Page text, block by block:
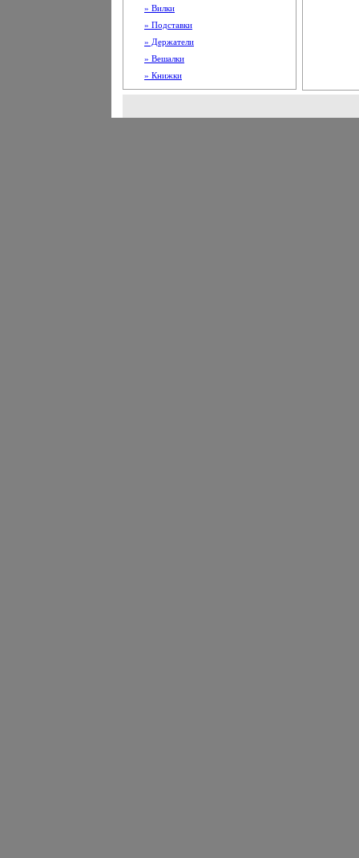
» Вилки
» Подставки
» Держатели
» Вешалки
» Книжки